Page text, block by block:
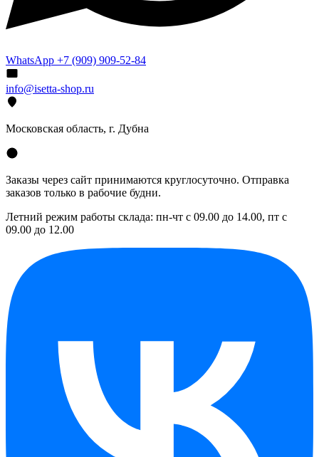
WhatsApp +7 (909) 909-52-84
info@isetta-shop.ru
Московская область, г. Дубна
Заказы через сайт принимаются круглосуточно. Отправка
заказов только в рабочие будни.
Летний режим работы склада: пн-чт с 09.00 до 14.00, пт с
09.00 до 12.00